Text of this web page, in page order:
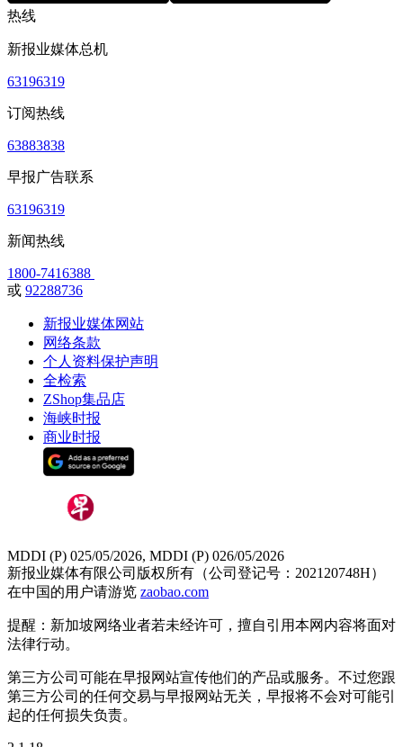
热线
新报业媒体总机
63196319
订阅热线
63883838
早报广告联系
63196319
新闻热线
1800-7416388
或 92288736
新报业媒体网站
网络条款
个人资料保护声明
全检索
ZShop集品店
海峡时报
商业时报
MDDI (P) 025/05/2026, MDDI (P) 026/05/2026
新报业媒体有限公司版权所有（公司登记号：202120748H）
在中国的用户请游览 zaobao.com
提醒：新加坡网络业者若未经许可，擅自引用本网内容将面对
法律行动。
第三方公司可能在早报网站宣传他们的产品或服务。不过您跟
第三方公司的任何交易与早报网站无关，早报将不会对可能引
起的任何损失负责。